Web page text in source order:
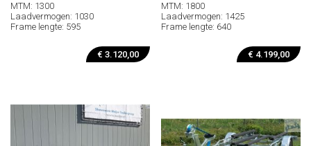
MTM: 1300
Laadvermogen: 1030
Frame lengte: 595
€ 3.120,00
MTM: 1800
Laadvermogen: 1425
Frame lengte: 640
€ 4.199,00